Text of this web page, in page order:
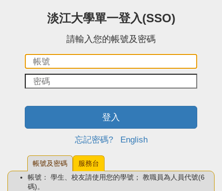
淡江大學單一登入(SSO)
請輸入您的帳號及密碼
碼：
登入
忘記密碼? English
帳號及密碼
服務台
帳號： 學生、校友請使用您的學號； 教職員為人員代號(6
碼)。